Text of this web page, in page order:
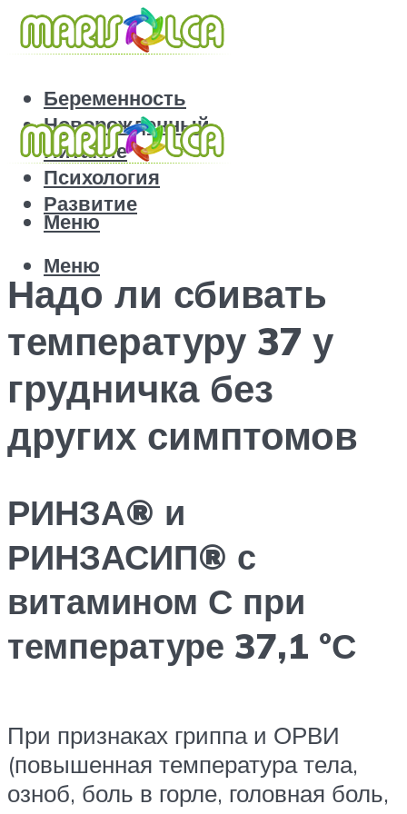
Беременность
Новорожденный
Питание
Психология
Развитие
Меню
Меню
Надо ли сбивать
температуру 37 у
грудничка без
других симптомов
РИНЗА® и
РИНЗАСИП® с
витамином С при
температуре 37,1 °С
При признаках гриппа и ОРВИ
(повышенная температура тела,
озноб, боль в горле, головная боль,